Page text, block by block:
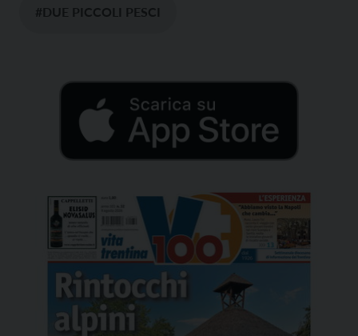
#DUE PICCOLI PESCI